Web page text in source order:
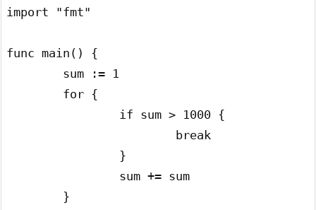
import "fmt"
func main() {